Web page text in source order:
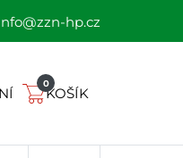
hp.cz
0
KOŠÍK